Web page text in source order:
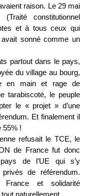
raison. Le 29 mai
constitutionnel
et à tous ceux qui
sonné comme un
partout dans le pays,
du village au bourg,
en main et rage de
tarabiscoté, le peuple
le « projet » d’une
Et finalement il
55% !
refusait le TCE, le
de France fut donc
de l’UE qui s’y
de référendum.
et solidarité